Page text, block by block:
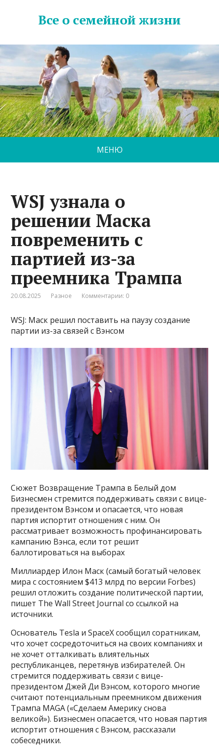
Все о семейной жизни
МЕНЮ
WSJ узнала о
решении Маска
повременить с
партией из-за
преемника Трампа
20.08.2025 Разное Комментарии: 0
WSJ: Маск решил поставить на паузу создание
партии из-за связей с Вэнсом
Сюжет Возвращение Трампа в Белый дом
Бизнесмен стремится поддерживать связи с вице-
президентом Вэнсом и опасается, что новая
партия испортит отношения с ним. Он
рассматривает возможность профинансировать
кампанию Вэнса, если тот решит
баллотироваться на выборах
Миллиардер Илон Маск (самый богатый человек
мира с состоянием $413 млрд по версии Forbes)
решил отложить создание политической партии,
пишет The Wall Street Journal со ссылкой на
источники.
Основатель Tesla и SpaceX сообщил соратникам,
что хочет сосредоточиться на своих компаниях и
не хочет отталкивать влиятельных
республиканцев, перетянув избирателей. Он
стремится поддерживать связи с вице-
президентом Джей Ди Вэнсом, которого многие
считают потенциальным преемником движения
Трампа MAGA («Сделаем Америку снова
великой»). Бизнесмен опасается, что новая партия
испортит отношения с Вэнсом, рассказали
собеседники.